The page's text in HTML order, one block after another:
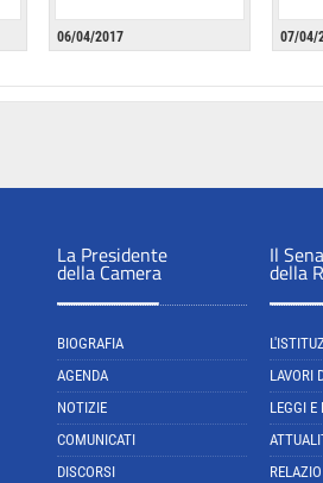
06/04/2017 07/04/
La Presidente
della Camera
BIOGRAFIA
AGENDA
NOTIZIE
COMUNICATI
DISCORSI
Il
della
LAVORI
LEGGI E